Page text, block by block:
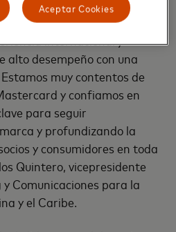
excepcional de
internacional y
alto desempeño con una
muy contentos de
y confiamos en
para seguir
y profundizando la
y consumidores en toda
Quintero, vicepresidente
Comunicaciones para la
y el Caribe.
Aceptar Cookies